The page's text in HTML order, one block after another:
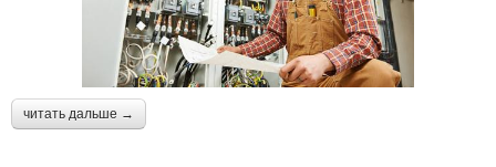
читать дальше →